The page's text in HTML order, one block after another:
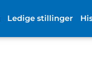
Ledige stillinger